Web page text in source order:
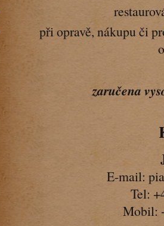
při opravě, nákupu či
zaručena
E-mail:
Tel:
Mobil: